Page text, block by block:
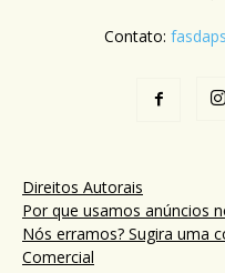
Contato:
Direitos Autorais
Por que usamos anúncios
Nós erramos? Sugira uma
Comercial